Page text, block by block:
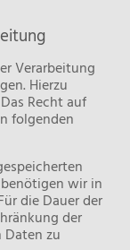
Verarbeitung
Hierzu
Recht auf
folgenden
wir in
die Dauer der
der
zu